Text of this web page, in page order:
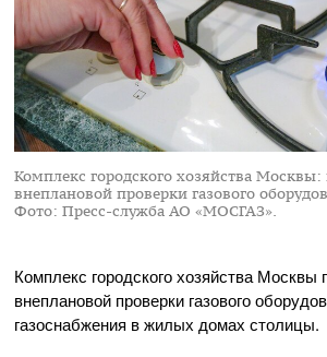
Комплекс городского хозяйства Москвы:
внеплановой проверки газового
Фото: Пресс-служба АО «МОСГАЗ».
Комплекс городского хозяйства Москвы
внеплановой проверки газового
газоснабжения в жилых домах столицы.